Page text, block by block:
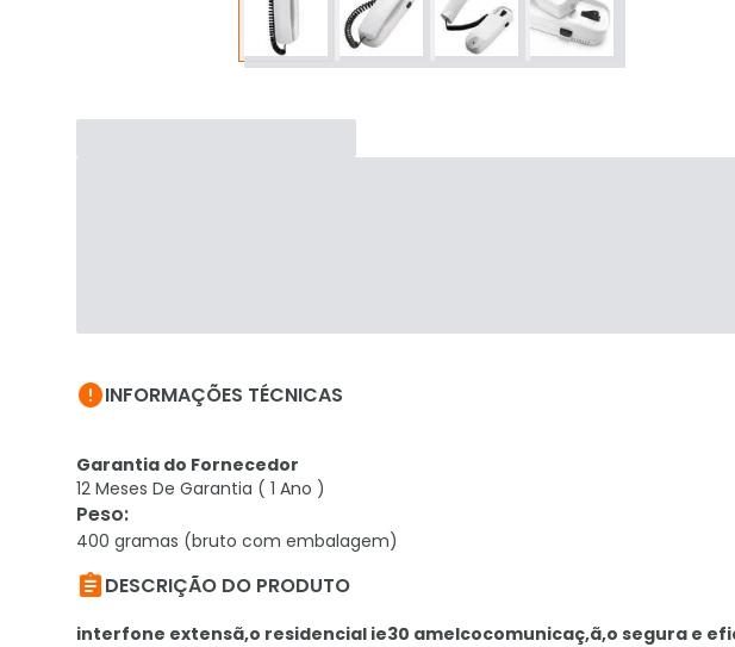
INFORMAÇÕES TÉCNICAS
Garantia do Fornecedor
12 Meses De Garantia ( 1 Ano )
Peso:
400 gramas (bruto com embalagem)
DESCRIÇÃO DO PRODUTO
interfone extensã,o residencial ie30 amelcocomunicaç,ã,o segura e